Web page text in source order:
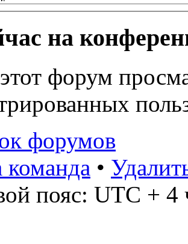
на
форум
форумов
•
пояс: UTC + 4